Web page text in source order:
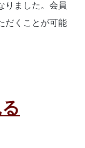
りました。会員
だくことが可能